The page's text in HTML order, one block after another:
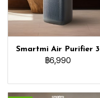
Smartmi Air Purifier 3
฿6,990